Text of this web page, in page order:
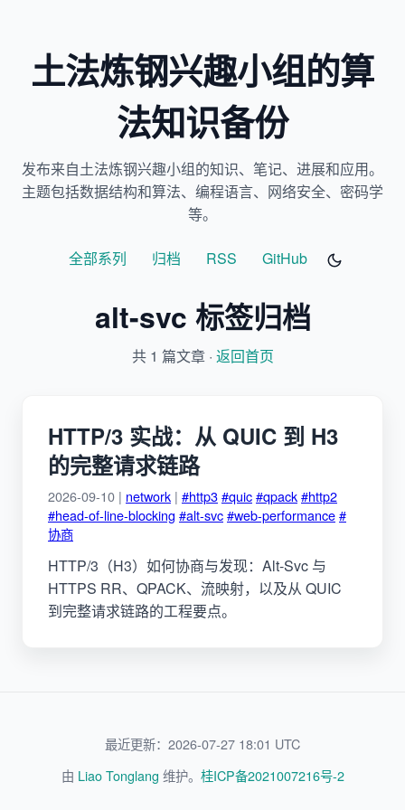
土法炼钢兴趣小组的算
法知识备份
发布来自土法炼钢兴趣小组的知识、笔记、进展和应用。
主题包括数据结构和算法、编程语言、网络安全、密码学
等。
全部系列 归档 RSS GitHub
alt-svc 标签归档
共 1 篇文章 · 返回首页
HTTP/3 实战：从 QUIC 到 H3
的完整请求链路
2026-09-10 | network | #http3#quic#qpack#http2
#head-of-line-blocking #alt-svc#web-performance#
协商
HTTP/3（H3）如何协商与发现：Alt-Svc 与
HTTPS RR、QPACK、流映射，以及从 QUIC
到完整请求链路的工程要点。
最近更新：2026-07-27 18:01 UTC
由 Liao Tonglang 维护。 桂ICP备2021007216号-2